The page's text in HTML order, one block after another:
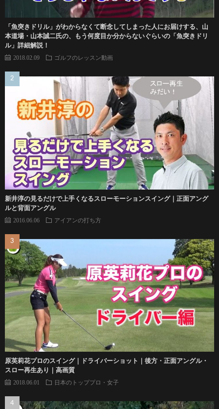
「魚突きドリル」がわからなくて断念してしまった人にお届けする、山
本道場・山本誠二氏の、もう何度目か分からないぐらいの「魚突きドリ
ル」詳細解説！
2018.02.09 ゴルフのレッスン動画
新井淳の見るだけで上手くなるスローモーションスイング｜正面アング
ルと背面アングル
2016.06.06 アイアンの打ち方
原英莉花プロのスイング｜ドライバーショット｜後方・正面アングル・
スロー再生あり｜高画質
2018.06.01 日本のトッププロ・女子